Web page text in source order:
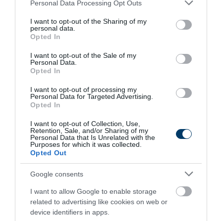
not limited to your visit or usage behaviour. You may click to
grant or deny consent to Google and its third-party tags to
use your data for below specified purposes in below Google
consent section.
Personal Data Processing Opt Outs
I want to opt-out of the Sharing of my
personal data.
Opted In
I want to opt-out of the Sale of my
Personal Data.
Opted In
I want to opt-out of processing my
Personal Data for Targeted Advertising.
Opted In
I want to opt-out of Collection, Use,
Retention, Sale, and/or Sharing of my
Personal Data that Is Unrelated with the
Purposes for which it was collected.
Opted Out
Google consents
I want to allow Google to enable storage
related to advertising like cookies on web or
device identifiers in apps.
Fungus Dries Up And Falls Off After The First
174 184
10 h 16 min